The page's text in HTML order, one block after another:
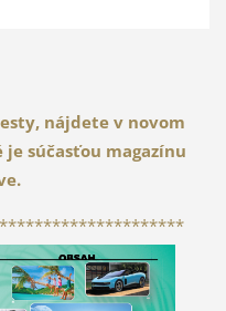
nájdete v novom
je súčasťou magazínu